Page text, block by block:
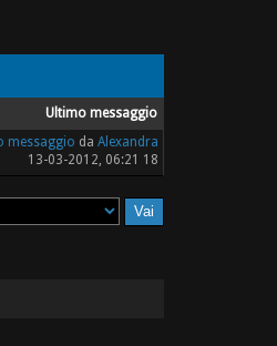
Ultimo messaggio
messaggio da Alexandra
13-03-2012, 06:21 18